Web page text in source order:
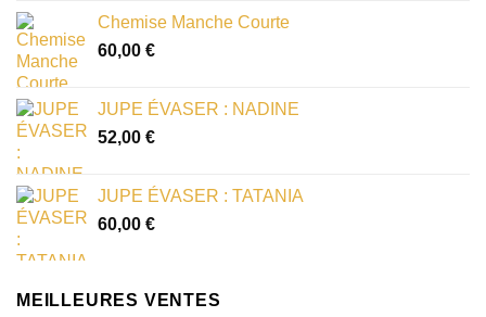
Chemise Manche Courte
60,00 €
JUPE ÉVASER : NADINE
52,00 €
JUPE ÉVASER : TATANIA
60,00 €
MEILLEURES VENTES